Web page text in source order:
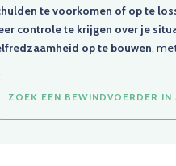
te voorkomen of op te
controle te krijgen over je
op te bouwen,
ZOEK EEN BEWINDVOERDER IN